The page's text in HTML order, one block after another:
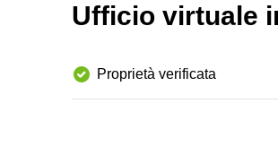
Ufficio virtuale
Proprietà verificata